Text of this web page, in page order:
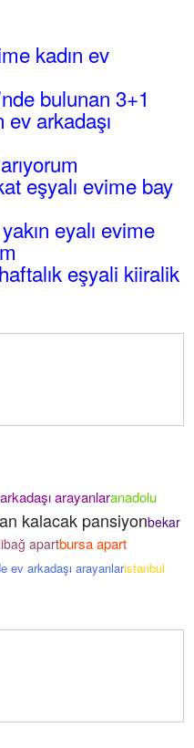
kadın ev
bulunan 3+1
arkadaşı
eşyalı evime bay
eyalı evime
eşyali kiiralik
arayanlaranadolu
kalacak pansiyonbekar
apartbursa apart
ev arkadaşı arayanlaristanbul